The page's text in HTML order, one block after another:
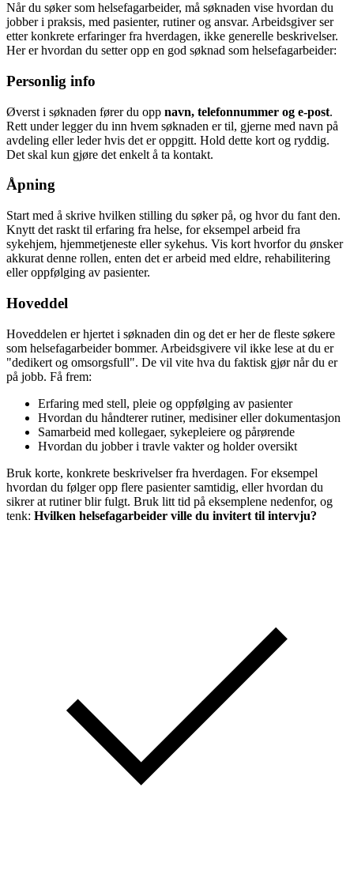
Når du søker som helsefagarbeider, må søknaden vise hvordan du
jobber i praksis, med pasienter, rutiner og ansvar. Arbeidsgiver ser
etter konkrete erfaringer fra hverdagen, ikke generelle beskrivelser.
Her er hvordan du setter opp en god søknad som helsefagarbeider:
Personlig info
Øverst i søknaden fører du opp navn, telefonnummer og e-post.
Rett under legger du inn hvem søknaden er til, gjerne med navn på
avdeling eller leder hvis det er oppgitt. Hold dette kort og ryddig.
Det skal kun gjøre det enkelt å ta kontakt.
Åpning
Start med å skrive hvilken stilling du søker på, og hvor du fant den.
Knytt det raskt til erfaring fra helse, for eksempel arbeid fra
sykehjem, hjemmetjeneste eller sykehus. Vis kort hvorfor du ønsker
akkurat denne rollen, enten det er arbeid med eldre, rehabilitering
eller oppfølging av pasienter.
Hoveddel
Hoveddelen er hjertet i søknaden din og det er her de fleste søkere
som helsefagarbeider bommer. Arbeidsgivere vil ikke lese at du er
"dedikert og omsorgsfull". De vil vite hva du faktisk gjør når du er
på jobb. Få frem:
Erfaring med stell, pleie og oppfølging av pasienter
Hvordan du håndterer rutiner, medisiner eller dokumentasjon
Samarbeid med kollegaer, sykepleiere og pårørende
Hvordan du jobber i travle vakter og holder oversikt
Bruk korte, konkrete beskrivelser fra hverdagen. For eksempel
hvordan du følger opp flere pasienter samtidig, eller hvordan du
sikrer at rutiner blir fulgt. Bruk litt tid på eksemplene nedenfor, og
tenk: Hvilken helsefagarbeider ville du invitert til intervju?